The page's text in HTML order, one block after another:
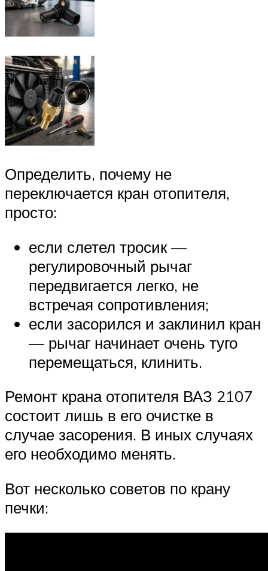
Определить, почему не
переключается кран отопителя,
просто:
если слетел тросик —
регулировочный рычаг
передвигается легко, не
встречая сопротивления;
если засорился и заклинил кран
— рычаг начинает очень туго
перемещаться, клинить.
Ремонт крана отопителя ВАЗ 2107
состоит лишь в его очистке в
случае засорения. В иных случаях
его необходимо менять.
Вот несколько советов по крану
печки: